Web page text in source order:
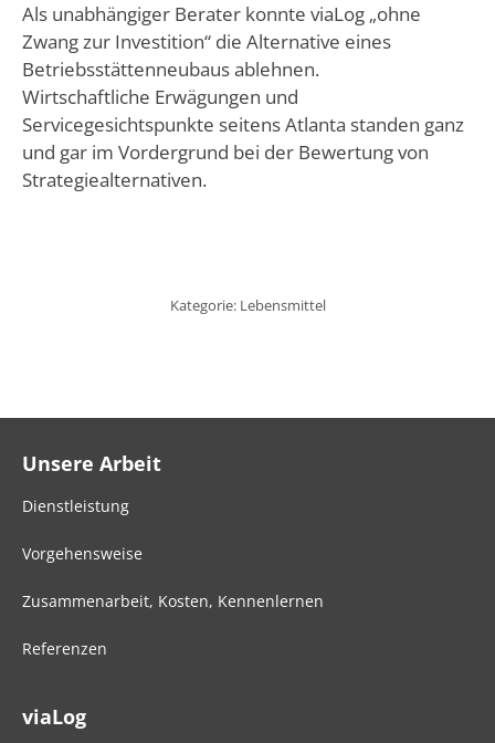
Als unabhängiger Berater konnte viaLog „ohne
Zwang zur Investition“ die Alternative eines
Betriebsstättenneubaus ablehnen.
Wirtschaftliche Erwägungen und
Servicegesichtspunkte seitens Atlanta standen ganz
und gar im Vordergrund bei der Bewertung von
Strategiealternativen.
Kategorie: Lebensmittel
Unsere Arbeit
Dienstleistung
Vorgehensweise
Zusammenarbeit, Kosten, Kennenlernen
Referenzen
viaLog